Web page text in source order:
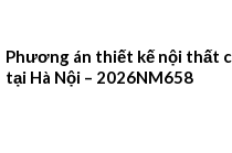
Phương án thiết kế nội thất
tại Hà Nội – 2026NM658